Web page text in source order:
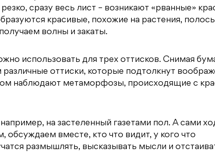
сразу весь лист – возникают «рванные»
красивые, похожие на растения,
волны и закаты.
использовать для трех оттисков. Снимая
оттиски, которые подтолкнут
наблюдают метаморфозы, происходящие с
на застеленный газетами пол. А сами
обсуждаем вместе, кто что видит, у кого что
размышлять, высказывать мысли и